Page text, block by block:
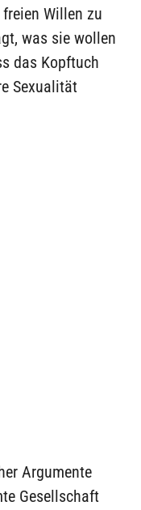
Willen zu
was sie wollen
das Kopftuch
Sexualität
Argumente
Gesellschaft